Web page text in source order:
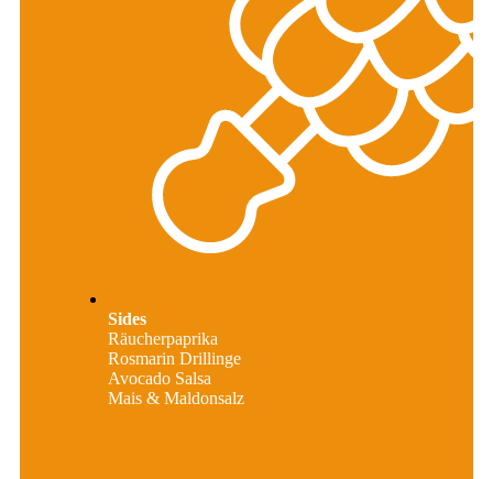
Sides
Räucherpaprika
Rosmarin Drillinge
Avocado Salsa
Mais & Maldonsalz